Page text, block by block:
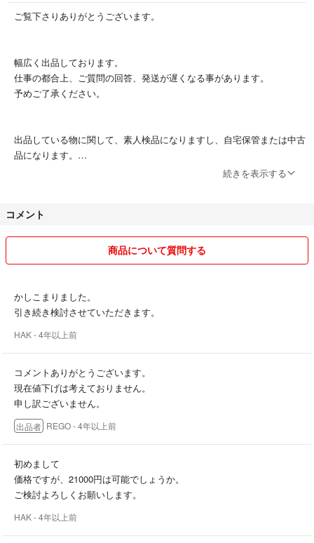
ご覧下さりありがとうございます。
幅広く出品しております。
仕事の都合上、ご質問の回答、発送が遅くなる事があります。
予めご了承ください。
出品している物に関して、素人検品になりますし、自宅保管または中古
品になります。
でコメントにてご確認ください。
なるなどサイズを変更して欲しいなどコメント頂ければ値段と共に対応
いたします。
お取引に関して、誠心誠意対応させて頂きますので終了までよろしくお
続きを表示する
コメント
商品について質問する
かしこまりました。
引き続き検討させていただきます。
HAK- 4年以上前
コメントありがとうございます。
現在値下げは考えておりません。
申し訳ございません。
出品者 REGO- 4年以上前
初めまして
価格ですが、21000円は可能でしょうか。
ご検討よろしくお願いします。
HAK- 4年以上前